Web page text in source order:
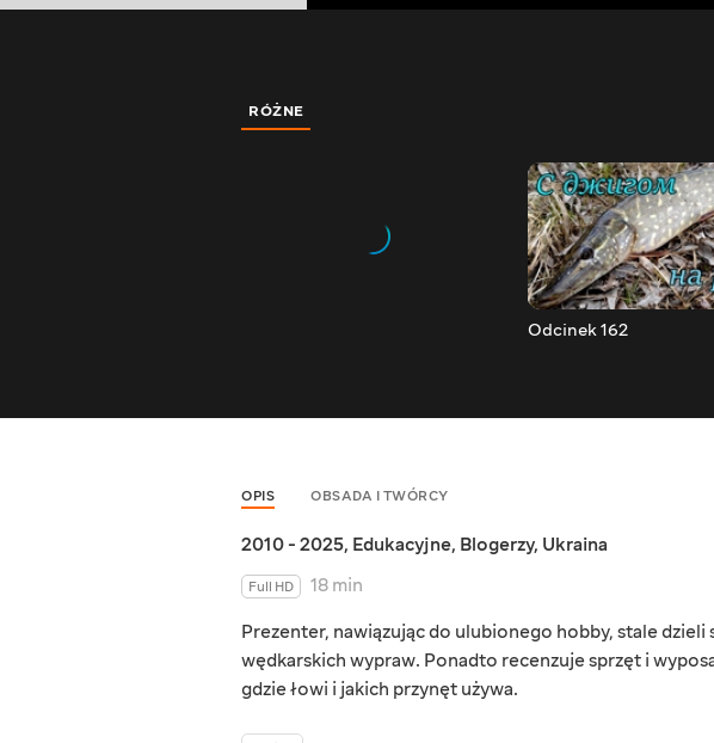
RÓŻNE
Odcinek 162
OPIS OBSADA I TWÓRCY
2010 - 2025, Edukacyjne, Blogerzy, Ukraina
Full HD
18 min
Prezenter, nawiązując do ulubionego hobby, stale dzieli
wędkarskich wypraw. Ponadto recenzuje sprzęt i
gdzie łowi i jakich przynęt używa.